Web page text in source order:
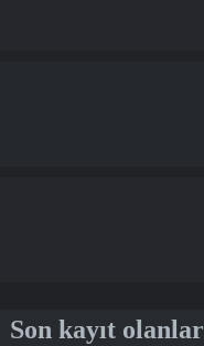
Son kayıt olanlar